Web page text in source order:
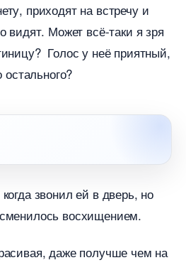
приходят на встречу и
видят. Может всё-таки я зря
Голос у неё приятный,
остального?
звонил ей в дверь, но
восхищением.
даже получше чем на